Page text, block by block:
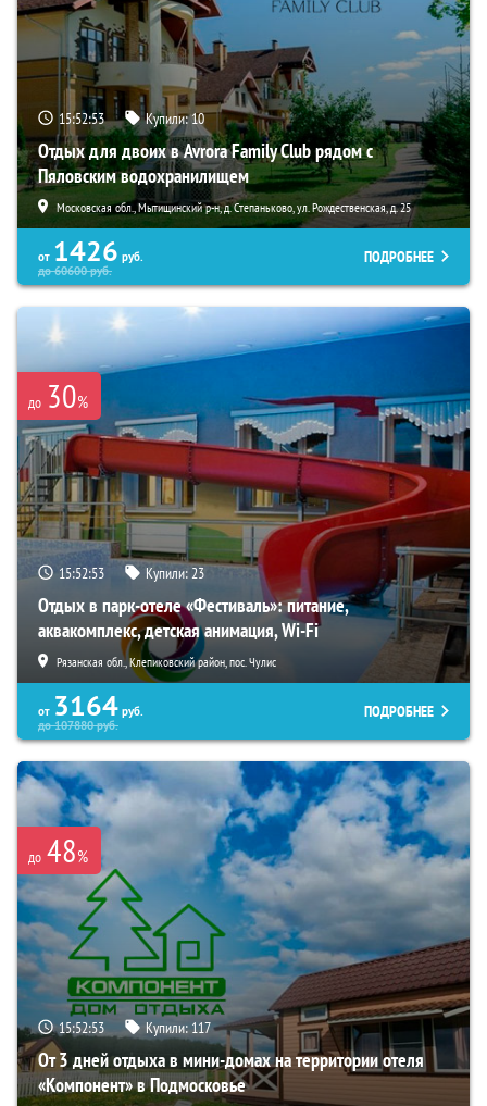
15:52:52 Купили:10
Отдых для двоих в Avrora Family Club рядом с
Пяловским водохранилищем
Московская обл., Мытищинский р-н, д. Степаньково, ул. Рождественская, д. 25
от 1426 руб.
до60600руб.
ПОДРОБНЕЕ
до 30%
15:52:52 Купили:23
Отдых в парк-отеле «Фестиваль»: питание,
аквакомплекс, детская анимация, Wi-Fi
Рязанская обл., Клепиковский район, пос. Чулис
от 3164 руб.
до107880руб.
ПОДРОБНЕЕ
до 48%
15:52:52 Купили: 117
От 3 дней отдыха в мини-домах на территории отеля
«Компонент» в Подмосковье